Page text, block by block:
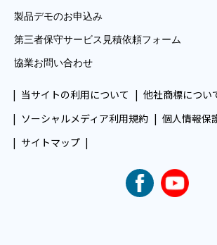
製品デモのお申込み
第三者保守サービス見積依頼フォーム
協業お問い合わせ
当サイトの利用について
他社商標につい
ソーシャルメディア利用規約
個人情報保
サイトマップ